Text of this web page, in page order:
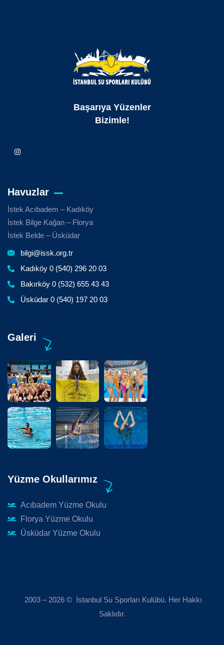
Başarıya Yüzenler
Bizimle!
Havuzlar
İstek Acıbadem – Kadıköy
İstek Bilge Kağan – Florya
İstek Belde – Üsküdar
bilgi@issk.org.tr
Kadıköy 0 (540) 296 20 03
Bakırköy 0 (532) 655 43 43
Üsküdar 0 (540) 197 20 03
Galeri
Yüzme Okullarımız
Acıbadem Yüzme Okulu
Florya Yüzme Okulu
Üsküdar Yüzme Okulu
2003 – 2026 © İstanbul Su Sporları Kulübü. Her Hakkı
Saklıdır.